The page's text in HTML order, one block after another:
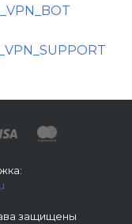
защищены